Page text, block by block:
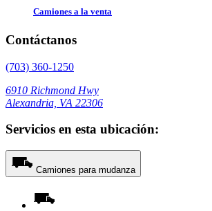
Camiones a la venta
Contáctanos
(703) 360-1250
6910 Richmond Hwy
Alexandria, VA 22306
Servicios en esta ubicación:
Camiones para mudanza